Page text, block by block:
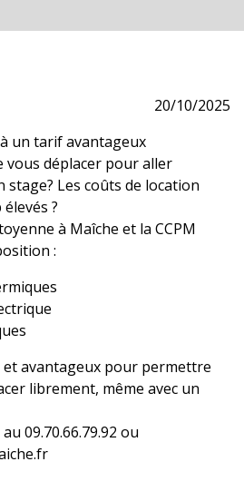
20/10/2025
un tarif avantageux
vous déplacer pour aller
Les coûts de location
?
à Maîche et la CCPM
:
avantageux pour permettre
librement, même avec un
09.70.66.79.92 ou